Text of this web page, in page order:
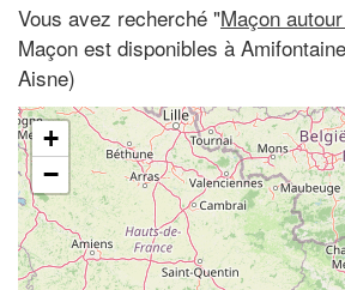
Vous avez recherché "Maçon
Maçon est disponibles à
Aisne)
+
−